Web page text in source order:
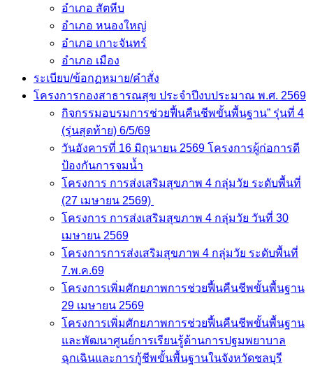
อำเภอ สัตหีบ
อำเภอ หนองใหญ่
อำเภอ เกาะจันทร์
อำเภอ เมือง
ระเบียบ/ข้อกฏหมาย/คำสั่ง
โครงการกองสาธารณสุข ประจำปีงบประมาณ พ.ศ. 2569
กิจกรรมอบรมการช่วยฟื้นคืนชีพขั้นพื้นฐาน” รุ่นที่ 4
(รุ่นสุดท้าย) 6/5/69
วันอังคารที่ 16 มิถุนายน 2569 โครงการผู้ก่อการดี
ป้องกันการจมน้ำ
โครงการ การส่งเสริมสุขภาพ 4 กลุ่มวัย ระดับพื้นที่
(27 เมษายน 2569)
โครงการ การส่งเสริมสุขภาพ 4 กลุ่มวัย วันที่ 30
เมษายน 2569
โครงการการส่งเสริมสุขภาพ 4 กลุ่มวัย ระดับพื้นที่
7.พ.ค.69
โครงการเพิ่มศักยภาพการช่วยฟื้นคืนชีพขั้นพื้นฐาน
29 เมษายน 2569
โครงการเพิ่มศักยภาพการช่วยฟื้นคืนชีพขั้นพื้นฐาน
และพัฒนาศูนย์การเรียนรู้ด้านการปฐมพยาบาล
ฉุกเฉินและการกู้ชีพขั้นพื้นฐานในจังหวัดชลบุรี